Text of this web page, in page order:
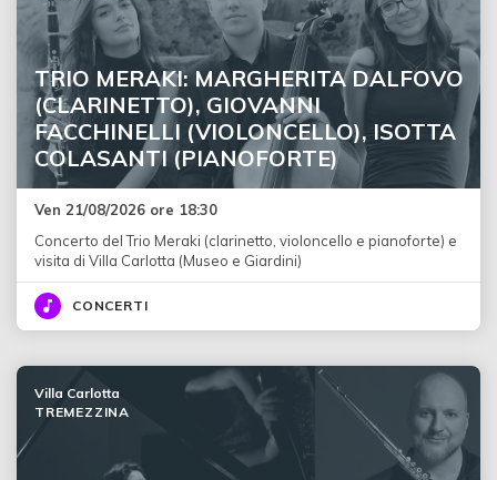
TRIO MERAKI: MARGHERITA DALFOVO
(CLARINETTO), GIOVANNI
FACCHINELLI (VIOLONCELLO), ISOTTA
COLASANTI (PIANOFORTE)
Ven 21/08/2026 ore 18:30
Concerto del Trio Meraki (clarinetto, violoncello e pianoforte) e
visita di Villa Carlotta (Museo e Giardini)
CONCERTI
Villa Carlotta
TREMEZZINA